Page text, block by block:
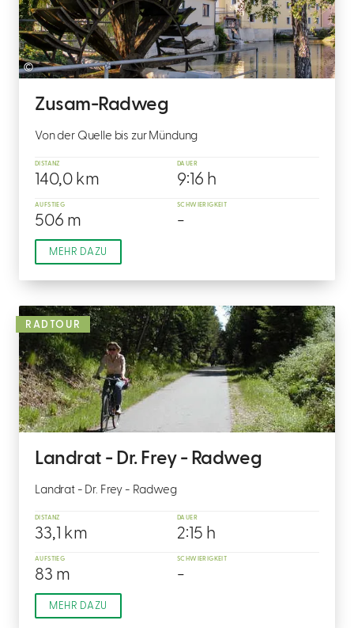
©
Zusam-Radweg
Von der Quelle bis zur Mündung
DISTANZ
140,0 km
DAUER
9:16 h
AUFSTIEG
506 m
SCHWIERIGKEIT
-
MEHR DAZU
RADTOUR
Landrat - Dr. Frey - Radweg
Landrat - Dr. Frey - Radweg
DISTANZ
33,1 km
DAUER
2:15 h
AUFSTIEG
83 m
SCHWIERIGKEIT
-
MEHR DAZU